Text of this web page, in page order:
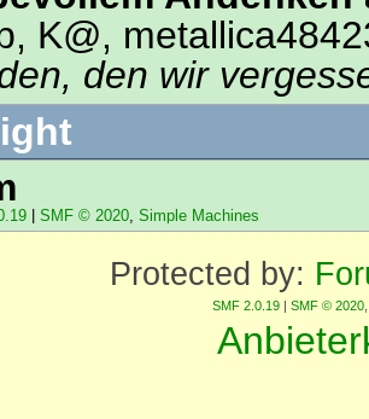
K@,
den wir
| SMF © 2020, Simple Machines
Protected by:
SMF 2.0.19 | SMF © 2020